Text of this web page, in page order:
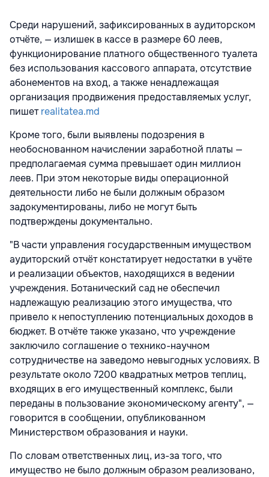
Среди нарушений, зафиксированных в аудиторском
отчёте, — излишек в кассе в размере 60 леев,
функционирование платного общественного туалета
без использования кассового аппарата, отсутствие
абонементов на вход, а также ненадлежащая
организация продвижения предоставляемых услуг,
пишетrealitatea.md
Кроме того, были выявлены подозрения в
необоснованном начислении заработной платы —
предполагаемая сумма превышает один миллион
леев. При этом некоторые виды операционной
деятельности либо не были должным образом
задокументированы, либо не могут быть
подтверждены документально.
"В части управления государственным имуществом
аудиторский отчёт констатирует недостатки в учёте
и реализации объектов, находящихся в ведении
учреждения. Ботанический сад не обеспечил
надлежащую реализацию этого имущества, что
привело к непоступлению потенциальных доходов в
бюджет. В отчёте также указано, что учреждение
заключило соглашение о технико-научном
сотрудничестве на заведомо невыгодных условиях. В
результате около 7200 квадратных метров теплиц,
входящих в его имущественный комплекс, были
переданы в пользование экономическому агенту", —
говорится в сообщении, опубликованном
Министерством образования и науки.
По словам ответственных лиц, из-за того, что
имущество не было должным образом реализовано,